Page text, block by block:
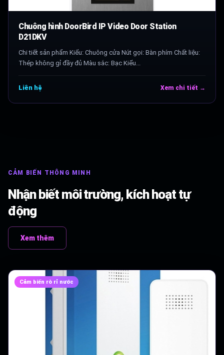
Chuông hình DoorBird IP Video Door Station
D21DKV
Chi tiết sản phẩm Kiểu: Chuông cửa Nút gọi: Bàn phím Chất liệu:
Thép không gỉ đầy đủ Màu sắc: Bạc Kiểu...
Liên hệ Xem chi tiết →
CẢM BIẾN THÔNG MINH
Nhận biết môi trường, kích hoạt tự
động
Xem thêm
Cảm biến rò rỉ nước